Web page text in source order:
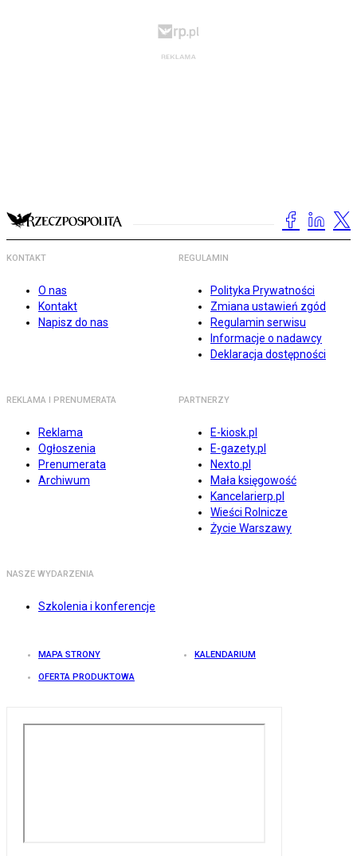
KONTAKT
O nas
Kontakt
Napisz do nas
REGULAMIN
Polityka Prywatności
Zmiana ustawień zgód
Regulamin serwisu
Informacje o nadawcy
Deklaracja dostępności
REKLAMA I PRENUMERATA
Reklama
Ogłoszenia
Prenumerata
Archiwum
PARTNERZY
E-kiosk.pl
E-gazety.pl
Nexto.pl
Mała księgowość
Kancelarierp.pl
Wieści Rolnicze
Życie Warszawy
NASZE WYDARZENIA
Szkolenia i konferencje
MAPA STRONY KALENDARIUM
OFERTA PRODUKTOWA